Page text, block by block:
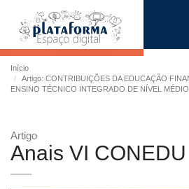
Início
Artigo: CONTRIBUIÇÕES DA EDUCAÇÃO
ENSINO TÉCNICO INTEGRADO DE NÍVEL MÉDIO
Artigo
Anais VI CONEDU